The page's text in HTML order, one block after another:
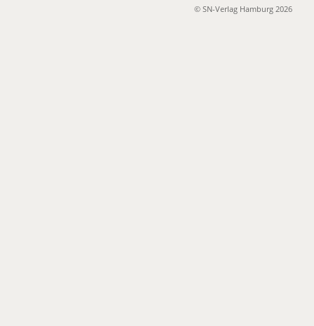
© SN-Verlag Hamburg 2026